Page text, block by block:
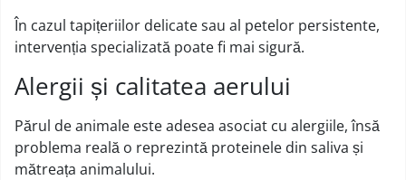
În cazul tapițeriilor delicate sau al petelor persistente,
intervenția specializată poate fi mai sigură.
Alergii și calitatea aerului
Părul de animale este adesea asociat cu alergiile, însă
problema reală o reprezintă proteinele din saliva și
mătreața animalului.